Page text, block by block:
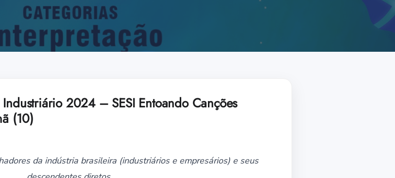
2024 – SESI Entoando Canções
(10)
da indústria brasileira (industriários e empresários) e seus